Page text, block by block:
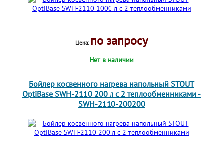
Цена: по запросу
Нет в наличии
Бойлер косвенного нагрева напольный STOUT
OptiBase SWH-2110 200 л с 2 теплообменниками -
SWH-2110-200200